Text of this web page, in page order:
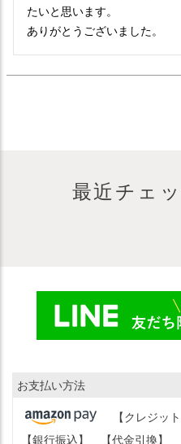
たいと思います。
ありがとうございました。
最近チェ
お支払い方法
【クレジッ
【銀行振込】
【代金引換】